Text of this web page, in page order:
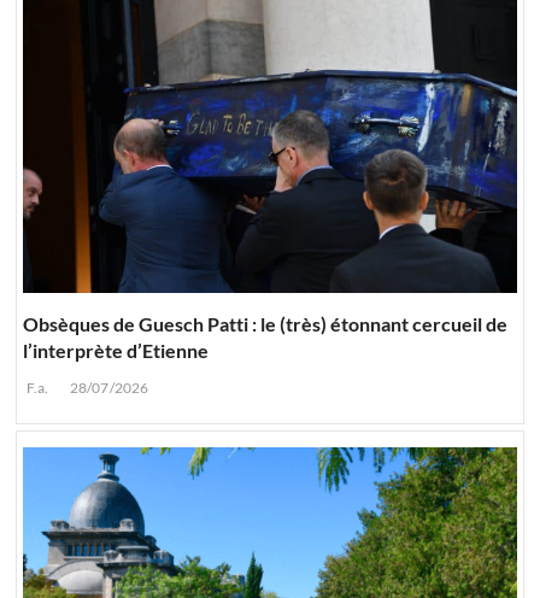
Obsèques de Guesch Patti : le (très) étonnant cercueil de
l’interprète d’Etienne
F.a. 28/07/2026